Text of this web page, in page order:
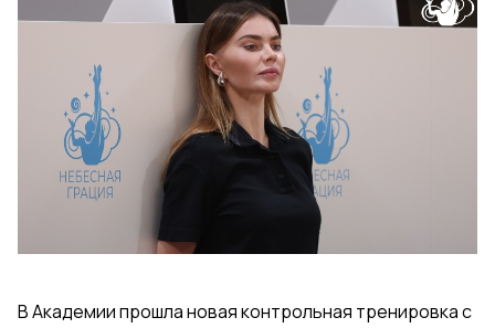
В Академии прошла новая контрольная тренировка с